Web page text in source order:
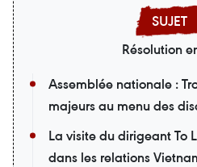
Résolution
Assemblée nationale :
majeurs au menu des
La visite du dirigeant To
dans les relations